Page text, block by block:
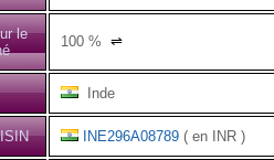
le
100% ⇌
Inde
INE296A08789( en INR )